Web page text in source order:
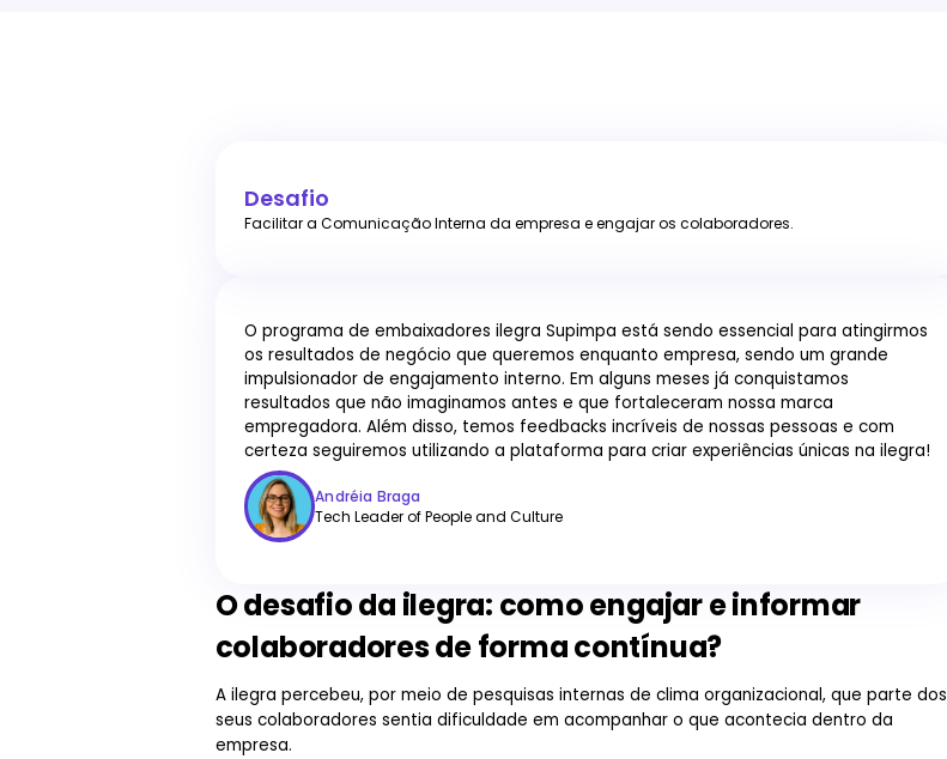
Desafio
Facilitar a Comunicação Interna da empresa e engajar os colaboradores.
O programa de embaixadores ilegra Supimpa está sendo essencial para atingirmos
os resultados de negócio que queremos enquanto empresa, sendo um grande
impulsionador de engajamento interno. Em alguns meses já conquistamos
resultados que não imaginamos antes e que fortaleceram nossa marca
empregadora. Além disso, temos feedbacks incríveis de nossas pessoas e com
certeza seguiremos utilizando a plataforma para criar experiências únicas na ilegra!
Andréia Braga
Tech Leader of People and Culture
O desafio da ilegra: como engajar e informar
colaboradores de forma contínua?
A ilegra percebeu, por meio de pesquisas internas de clima organizacional, que parte dos
seus colaboradores sentia dificuldade em acompanhar o que acontecia dentro da
empresa.